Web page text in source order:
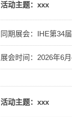
活动主题：xxx
同期展会： IHE第34
展会时间：2026年6
活动主题：xxx